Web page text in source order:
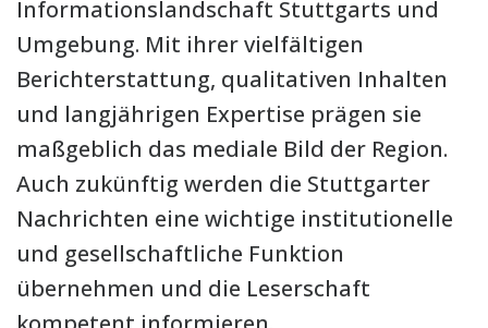
Informationslandschaft Stuttgarts und
Umgebung. Mit ihrer vielfältigen
Berichterstattung, qualitativen Inhalten
und langjährigen Expertise prägen sie
maßgeblich das mediale Bild der Region.
Auch zukünftig werden die Stuttgarter
Nachrichten eine wichtige institutionelle
und gesellschaftliche Funktion
übernehmen und die Leserschaft